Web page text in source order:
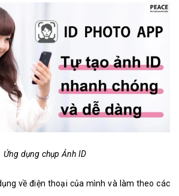
Ứng dụng chụp Ảnh ID
về điện thoại của mình và làm theo các